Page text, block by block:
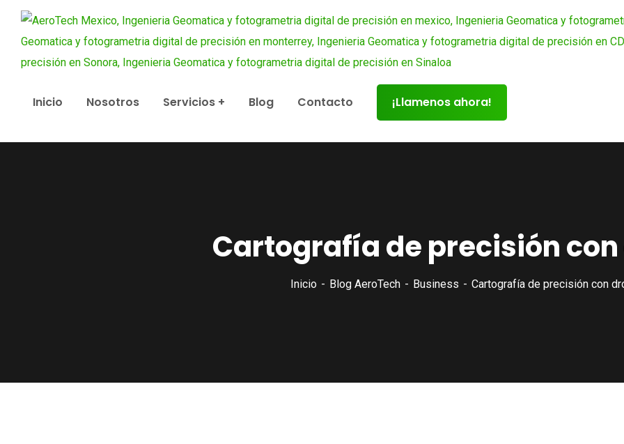
Inicio Nosotros Servicios Blog Contacto ¡Llamenos ahora!
Cartografía de precisión
Inicio Blog AeroTech Business Cartografía de precisión con